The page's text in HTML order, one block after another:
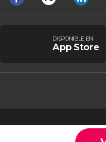
DISPONIBLE EN
App Store